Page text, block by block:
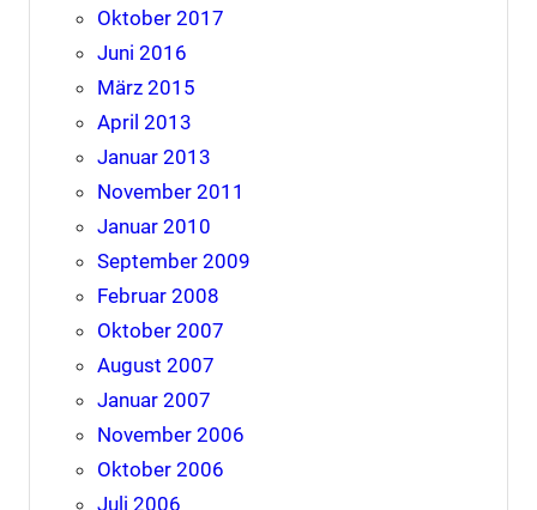
Oktober 2017
Juni 2016
März 2015
April 2013
Januar 2013
November 2011
Januar 2010
September 2009
Februar 2008
Oktober 2007
August 2007
Januar 2007
November 2006
Oktober 2006
Juli 2006